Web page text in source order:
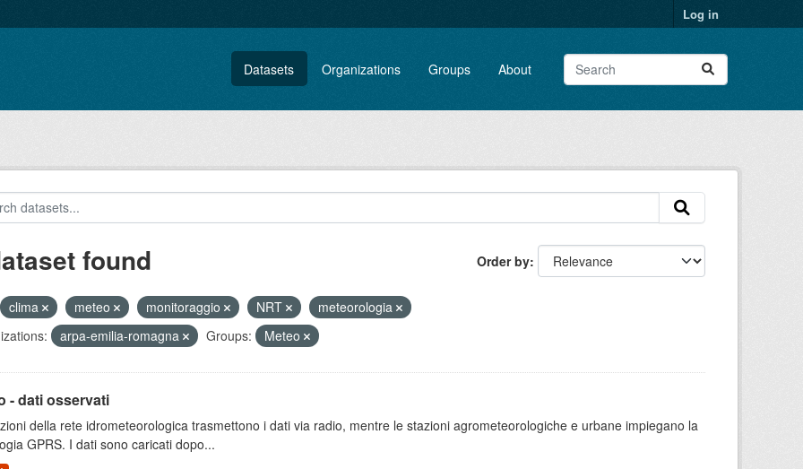
Log in
Datasets Organizations Groups About
Order by
found
clima meteo monitoraggio NRT
meteorologia
arpa-emilia-romagna Groups: Meteo
- dati osservati
della rete idrometeorologica trasmettono i dati via radio, mentre le stazioni agrometeorologiche e urbane impiegano la
GPRS. I dati sono caricati dopo...